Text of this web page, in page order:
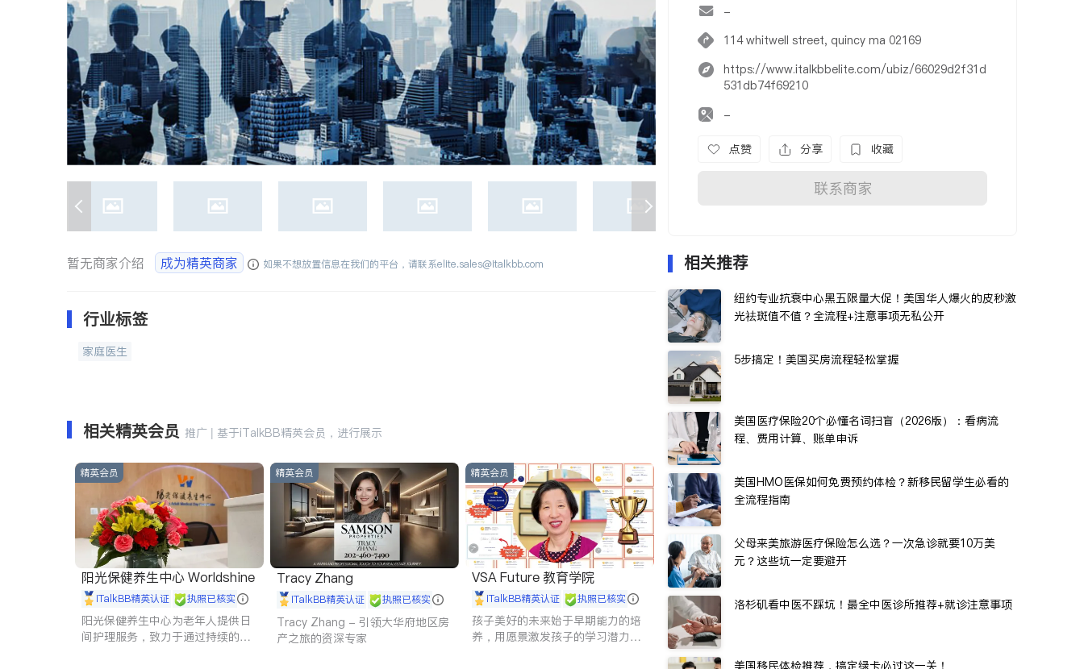
-
114 whitwell street, quincy ma 02169
https://www.italkbbelite.com/ubiz/66029d2f31d
531db74f69210
-
点赞 分享 收藏
联系商家
暂无商家介绍 成为精英商家 如果不想放置信息在我们的平台，请联系elite.sales@italkbb.com
行业标签
家庭医生
相关精英会员 推广 | 基于iTalkBB精英会员，进行展示
精英会员
阳光保健养生中心 Worldshine
iTalkBB精英认证 执照已核实
阳光保健养生中心为老年人提供日
间护理服务，致力于通过持续的护
精英会员
Tracy Zhang
iTalkBB精英认证 执照已核实
Tracy Zhang - 引领大华府地区房
产之旅的资深专家
精英会员
VSA Future 教育学院
iTalkBB精英认证 执照已核实
孩子美好的未来始于早期能力的培
养，用愿景激发孩子的学习潜力和
相关推荐
纽约专业抗衰中心黑五限量大促！美国华人爆火的皮秒激
光祛斑值不值？全流程+注意事项无私公开
5步搞定！美国买房流程轻松掌握
美国医疗保险20个必懂名词扫盲（2026版）：看病流
程、费用计算、账单申诉
美国HMO医保如何免费预约体检？新移民留学生必看的
全流程指南
父母来美旅游医疗保险怎么选？一次急诊就要10万美
元？这些坑一定要避开
洛杉矶看中医不踩坑！最全中医诊所推荐+就诊注意事项
美国移民体检推荐，搞定绿卡必过这一关！